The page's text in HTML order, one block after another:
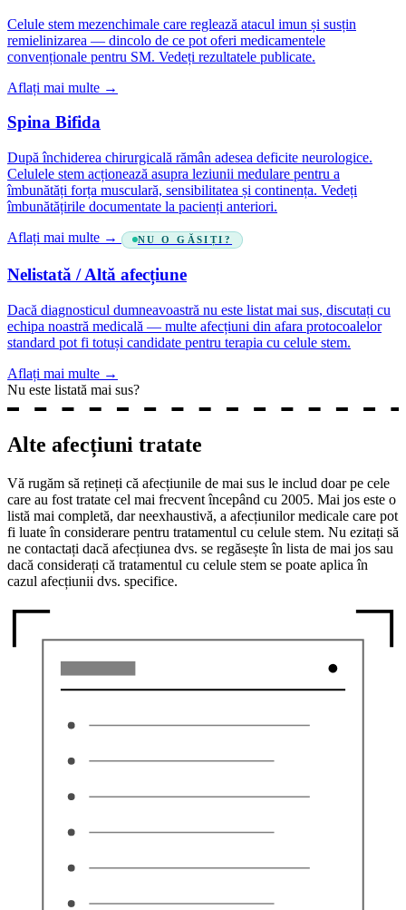
Celule stem mezenchimale care reglează atacul imun și susțin
remielinizarea — dincolo de ce pot oferi medicamentele
convenționale pentru SM. Vedeți rezultatele publicate.
Aflați mai multe →
Spina Bifida
După închiderea chirurgicală rămân adesea deficite neurologice.
Celulele stem acționează asupra leziunii medulare pentru a
îmbunătăți forța musculară, sensibilitatea și continența. Vedeți
îmbunătățirile documentate la pacienți anteriori.
Aflați mai multe →
NU O GĂSIȚI?
Nelistată / Altă afecțiune
Dacă diagnosticul dumneavoastră nu este listat mai sus, discutați cu
echipa noastră medicală — multe afecțiuni din afara protocoalelor
standard pot fi totuși candidate pentru terapia cu celule stem.
Aflați mai multe →
Nu este listată mai sus?
Alte afecțiuni tratate
Vă rugăm să rețineți că afecțiunile de mai sus le includ doar pe cele
care au fost tratate cel mai frecvent începând cu 2005. Mai jos este o
listă mai completă, dar neexhaustivă, a afecțiunilor medicale care pot
fi luate în considerare pentru tratamentul cu celule stem. Nu ezitați să
ne contactați dacă afecțiunea dvs. se regăsește în lista de mai jos sau
dacă considerați că tratamentul cu celule stem se poate aplica în
cazul afecțiunii dvs. specifice.